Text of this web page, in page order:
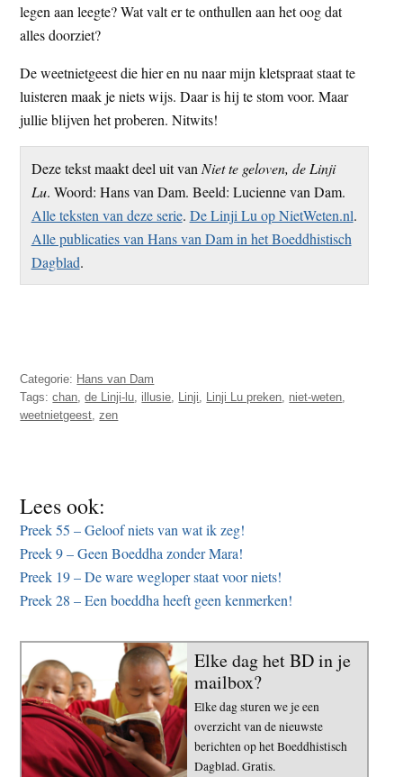
legen aan leegte? Wat valt er te onthullen aan het oog dat
alles doorziet?
De weetnietgeest die hier en nu naar mijn kletspraat staat te
luisteren maak je niets wijs. Daar is hij te stom voor. Maar
jullie blijven het proberen. Nitwits!
Deze tekst maakt deel uit van Niet te geloven, de Linji
Lu. Woord: Hans van Dam. Beeld: Lucienne van Dam.
Alle teksten van deze serie. De Linji Lu op NietWeten.nl.
Alle publicaties van Hans van Dam in het Boeddhistisch
Dagblad.
Categorie: Hans van Dam
Tags:chan,de Linji-lu, illusie, Linji, Linji Lu preken, niet-weten,
weetnietgeest,zen
Lees ook:
Preek 55 – Geloof niets van wat ik zeg!
Preek 9 – Geen Boeddha zonder Mara!
Preek 19 – De ware wegloper staat voor niets!
Preek 28 – Een boeddha heeft geen kenmerken!
Elke dag het BD in je
mailbox?
Elke dag sturen we je een
overzicht van de nieuwste
berichten op het Boeddhistisch
Dagblad. Gratis.